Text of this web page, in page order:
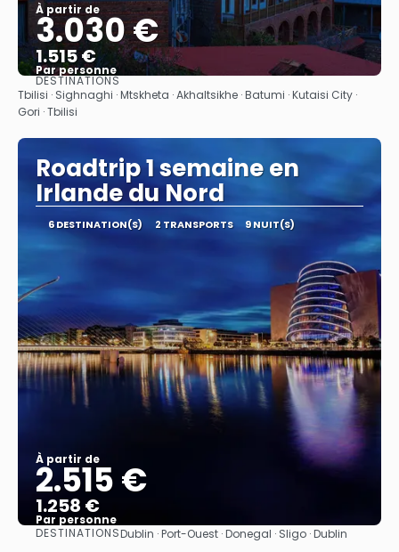
À partir de
3.030 €
1.515 €
Par personne
Afficher
DESTINATIONS
Tbilisi · Sighnaghi · Mtskheta · Akhaltsikhe · Batumi · Kutaisi City ·
Gori · Tbilisi
Roadtrip 1 semaine en
Irlande du Nord
6 DESTINATION(S) 2 TRANSPORTS 9 NUIT(S)
À partir de
2.515 €
1.258 €
Par personne
Afficher
DESTINATIONSDublin · Port-Ouest · Donegal · Sligo · Dublin